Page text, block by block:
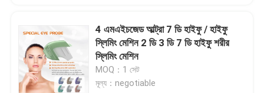
4 এমএইচজেড আল্ট্রা 7 ডি হাইফু / হাইফু
স্লিমিং মেশিন 2 ডি 3 ডি 7 ডি হাইফু শরীর
স্লিমিং মেশিন
MOQ：1 সেট
মূল্য：negotiable